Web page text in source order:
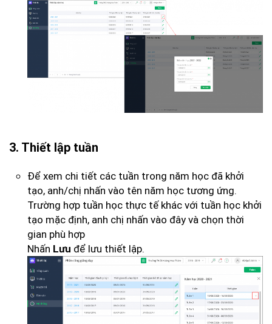
3. Thiết lập tuần
Để xem chi tiết các tuần trong năm học đã khởi
tạo, anh/chị nhấn vào tên năm học tương ứng.
Trường hợp tuần học thực tế khác với tuần học khởi
tạo mặc định, anh chị nhấn vào đây và chọn thời
gian phù hợp
Nhấn Lưu để lưu thiết lập.